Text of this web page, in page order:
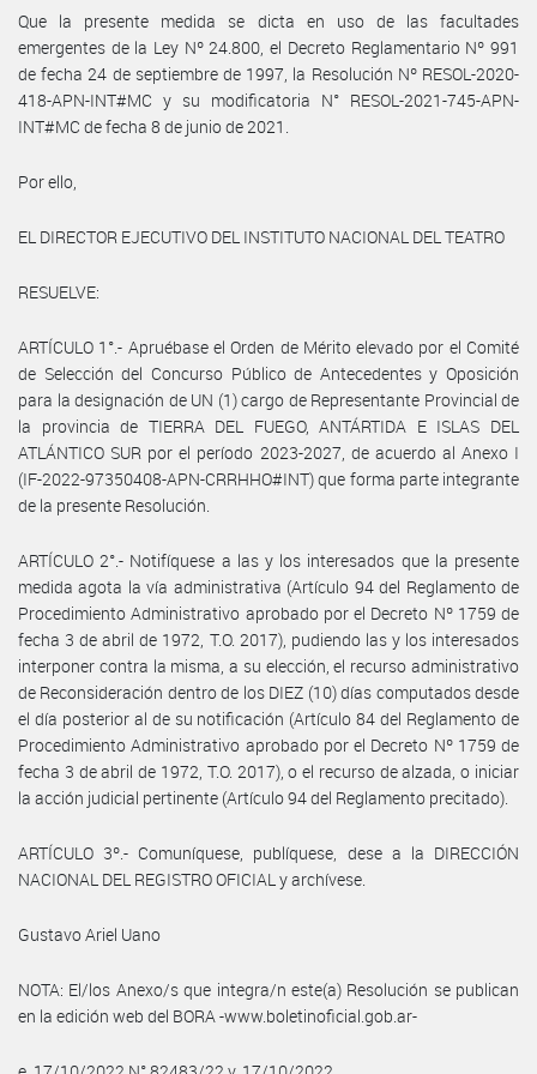
Que la presente medida se dicta en uso de las facultades
emergentes de la Ley Nº 24.800, el Decreto Reglamentario Nº 991
de fecha 24 de septiembre de 1997, la Resolución Nº RESOL-2020-
418-APN-INT#MC y su modificatoria N° RESOL-2021-745-APN-
INT#MC de fecha 8 de junio de 2021.
Por ello,
EL DIRECTOR EJECUTIVO DEL INSTITUTO NACIONAL DEL TEATRO
RESUELVE:
ARTÍCULO 1°.- Apruébase el Orden de Mérito elevado por el Comité
de Selección del Concurso Público de Antecedentes y Oposición
para la designación de UN (1) cargo de Representante Provincial de
la provincia de TIERRA DEL FUEGO, ANTÁRTIDA E ISLAS DEL
ATLÁNTICO SUR por el período 2023-2027, de acuerdo al Anexo I
(IF-2022-97350408-APN-CRRHHO#INT) que forma parte integrante
de la presente Resolución.
ARTÍCULO 2°.- Notifíquese a las y los interesados que la presente
medida agota la vía administrativa (Artículo 94 del Reglamento de
Procedimiento Administrativo aprobado por el Decreto Nº 1759 de
fecha 3 de abril de 1972, T.O. 2017), pudiendo las y los interesados
interponer contra la misma, a su elección, el recurso administrativo
de Reconsideración dentro de los DIEZ (10) días computados desde
el día posterior al de su notificación (Artículo 84 del Reglamento de
Procedimiento Administrativo aprobado por el Decreto Nº 1759 de
fecha 3 de abril de 1972, T.O. 2017), o el recurso de alzada, o iniciar
la acción judicial pertinente (Artículo 94 del Reglamento precitado).
ARTÍCULO 3º.- Comuníquese, publíquese, dese a la DIRECCIÓN
NACIONAL DEL REGISTRO OFICIAL y archívese.
Gustavo Ariel Uano
NOTA: El/los Anexo/s que integra/n este(a) Resolución se publican
en la edición web del BORA -www.boletinoficial.gob.ar-